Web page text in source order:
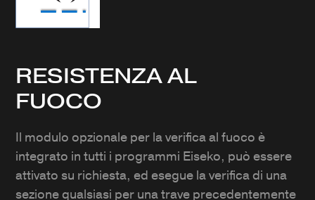
RESISTENZA AL
FUOCO
Il modulo opzionale per la verifica al fuoco è
integrato in tutti i programmi Eiseko, può essere
attivato su richiesta, ed esegue la verifica di una
sezione qualsiasi per una trave precedentemente